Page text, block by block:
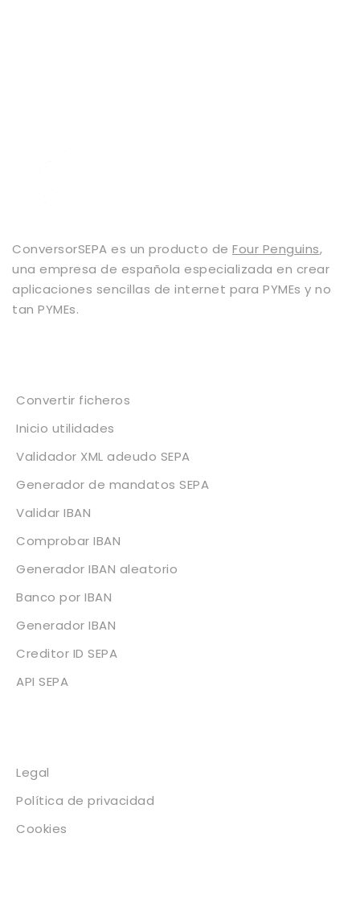
ConversorSEPA es un producto de Four Penguins,
una empresa de española especializada en crear
aplicaciones sencillas de internet para PYMEs y no
tan PYMEs.
Convertir ficheros
Inicio utilidades
Validador XML adeudo SEPA
Generador de mandatos SEPA
Validar IBAN
Comprobar IBAN
Generador IBAN aleatorio
Banco por IBAN
Generador IBAN
Creditor ID SEPA
API SEPA
Legal
Política de privacidad
Cookies